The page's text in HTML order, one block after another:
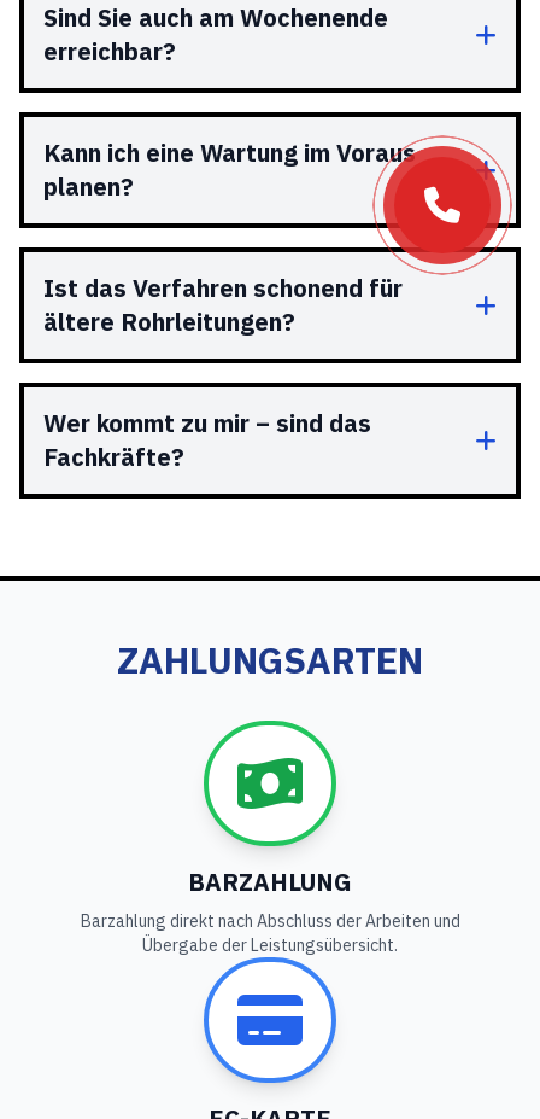
Sind Sie auch am Wochenende
erreichbar?
Kann ich eine Wartung im Voraus
planen?
Ist das Verfahren schonend für
ältere Rohrleitungen?
Wer kommt zu mir – sind das
Fachkräfte?
ZAHLUNGSARTEN
BARZAHLUNG
Barzahlung direkt nach Abschluss der Arbeiten und
Übergabe der Leistungsübersicht.